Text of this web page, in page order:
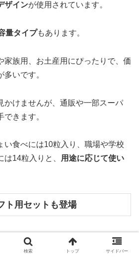
ザインが使用されています。
量タイプもあります。
家族用、お土産用にぴったりで、価
いです。
かけませんが、通販や一部スーパ
きます。
い食べには10粒入り、職場や学校
14粒入りと、 用途に応じて使い
ト用セットも登場
（4粒入り×2個パック）のボンタン
検索 トップ サイドバー